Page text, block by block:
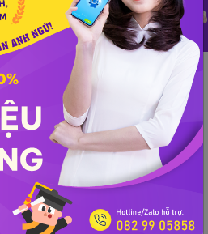
Mẫu câu Học phát âm Luyện viết
Lớp 10 Lớp 11
Tiếng Anh Lớp 12
tiếng Anh
tiếng Anh THPT Quốc gia